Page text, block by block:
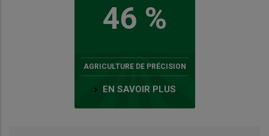
46 %
AGRICULTURE DE PRÉCISION
EN SAVOIR PLUS